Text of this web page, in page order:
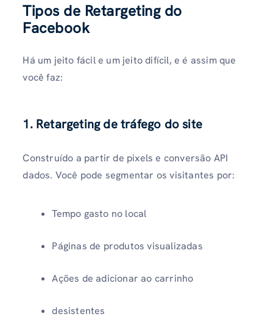
Tipos de Retargeting do
Facebook
Há um jeito fácil e um jeito difícil, e é assim que
você faz:
1. Retargeting de tráfego do site
Construído a partir de pixels e conversão API
dados. Você pode segmentar os visitantes por:
Tempo gasto no local
Páginas de produtos visualizadas
Ações de adicionar ao carrinho
desistentes